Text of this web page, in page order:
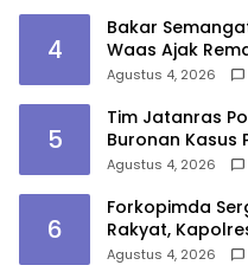
4
Bakar
Waas Ajak
Masa Depan
Agustus 4, 2026
5
Tim Jatanras
Buronan Kasus
Agustus 4, 2026
6
Forkopimda
Rakyat,
Ciptakan
Agustus 4, 2026